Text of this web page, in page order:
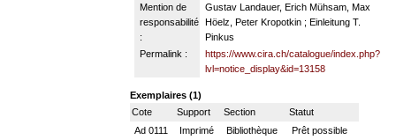
Mention de
responsabilité
:
Gustav Landauer, Erich Mühsam, Max
Höelz, Peter Kropotkin ; Einleitung T.
Pinkus
Permalink :
https://www.cira.ch/catalogue/index.php?
lvl=notice_display&id=13158
Exemplaires (1)
Cote
Support Section
Statut
Ad 0111
Imprimé Bibliothèque Prêt possible